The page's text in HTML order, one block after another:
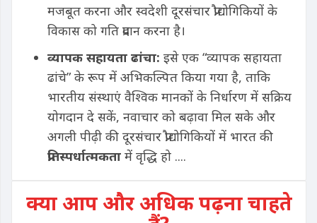
मजबूत करना और स्वदेशी दूरसंचार प्रौद्योगिकियों के
विकास को गति प्रदान करना है।
व्यापक सहायता ढांचा: इसे एक “व्यापक सहायता
ढांचे” के रूप में अभिकल्पित किया गया है, ताकि
भारतीय संस्थाएं वैश्विक मानकों के निर्धारण में सक्रिय
योगदान दे सकें, नवाचार को बढ़ावा मिल सके और
अगली पीढ़ी की दूरसंचार प्रौद्योगिकियों में भारत की
प्रतिस्पर्धात्मकता में वृद्धि हो ....
क्या आप और अधिक पढ़ना चाहते